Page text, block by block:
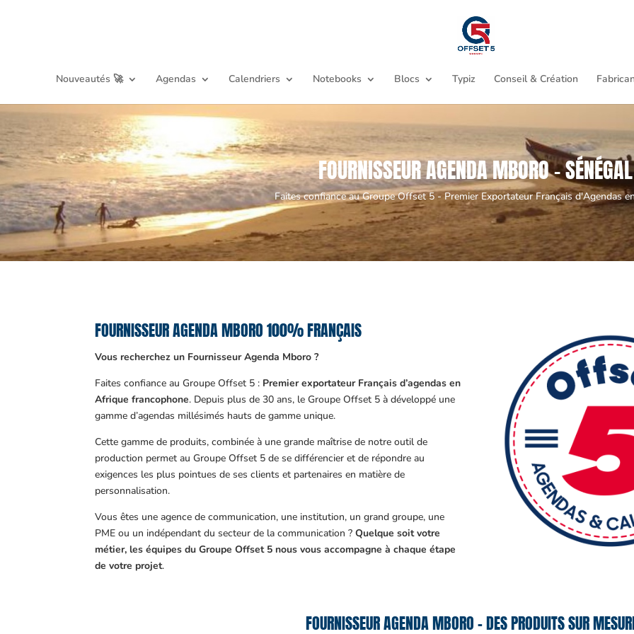
Nouveautés 🚀 Agendas Calendriers Notebooks Blocs Typiz Conseil & Création
FOURNISSEUR AGENDA MBORO - SÉNÉGAL
Faites confiance au Groupe Offset 5 - Premier Exportateur Français d'Agendas
FOURNISSEUR AGENDA MBORO 100% FRANÇAIS
Vous recherchez un Fournisseur Agenda Mboro ?
Faites confiance au Groupe Offset 5 : Premier exportateur Français d’agendas en
Afrique francophone. Depuis plus de 30 ans, le Groupe Offset 5 à développé une
gamme d’agendas millésimés hauts de gamme unique.
Cette gamme de produits, combinée à une grande maîtrise de notre outil de
production permet au Groupe Offset 5 de se différencier et de répondre au
exigences les plus pointues de ses clients et partenaires en matière de
personnalisation.
Vous êtes une agence de communication, une institution, un grand groupe, une
PME ou un indépendant du secteur de la communication ?Quelque soit votre
métier, les équipes du Groupe Offset 5 nous vous accompagne à chaque étape
de votre projet.
FOURNISSEUR AGENDA MBORO – DES PRODUITS SUR